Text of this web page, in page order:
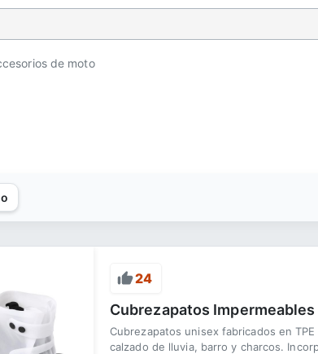
de moto
24
Cubrezapatos
Cubrezapatos unisex fabricados en
calzado de lluvia, barro y charcos.